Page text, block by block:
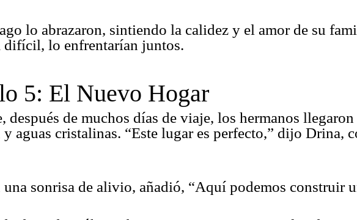
lo abrazaron, sintiendo la calidez y el amor de su
difícil, lo enfrentarían juntos.
5: El Nuevo Hogar
después de muchos días de viaje, los hermanos
y aguas cristalinas. “Este lugar es perfecto,” dijo Drina,
una sonrisa de alivio, añadió, “Aquí podemos construir